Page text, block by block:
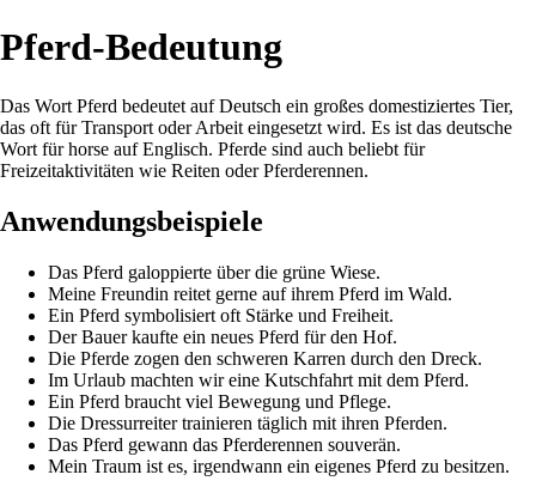
Pferd-Bedeutung
Das Wort Pferd bedeutet auf Deutsch ein großes domestiziertes Tier,
das oft für Transport oder Arbeit eingesetzt wird. Es ist das deutsche
Wort für horse auf Englisch. Pferde sind auch beliebt für
Freizeitaktivitäten wie Reiten oder Pferderennen.
Anwendungsbeispiele
Das Pferd galoppierte über die grüne Wiese.
Meine Freundin reitet gerne auf ihrem Pferd im Wald.
Ein Pferd symbolisiert oft Stärke und Freiheit.
Der Bauer kaufte ein neues Pferd für den Hof.
Die Pferde zogen den schweren Karren durch den Dreck.
Im Urlaub machten wir eine Kutschfahrt mit dem Pferd.
Ein Pferd braucht viel Bewegung und Pflege.
Die Dressurreiter trainieren täglich mit ihren Pferden.
Das Pferd gewann das Pferderennen souverän.
Mein Traum ist es, irgendwann ein eigenes Pferd zu besitzen.